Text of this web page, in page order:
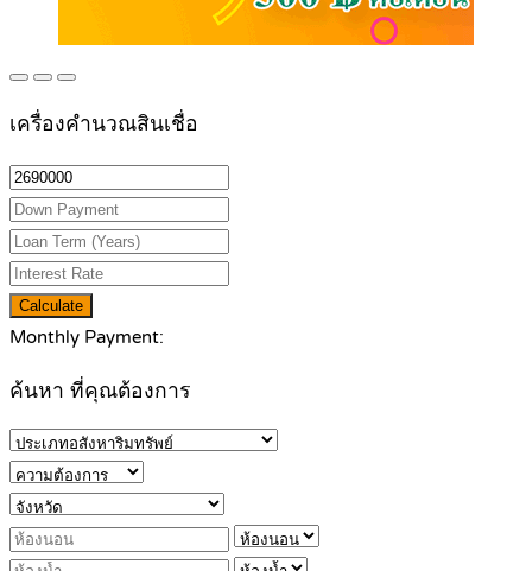
เครื่องคำนวณสินเชื่อ
Calculate
Monthly Payment:
ค้นหา ที่คุณต้องการ